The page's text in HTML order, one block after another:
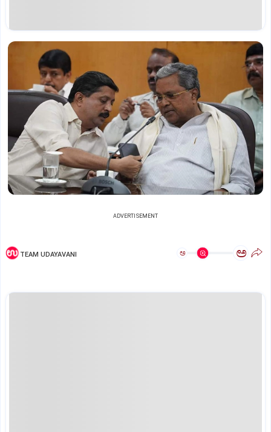
ADVERTISEMENT
TEAM UDAYAVANI ಅ ಅ